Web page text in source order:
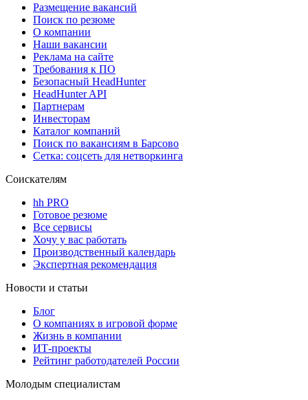
Размещение вакансий
Поиск по резюме
О компании
Наши вакансии
Реклама на сайте
Требования к ПО
Безопасный HeadHunter
HeadHunter API
Партнерам
Инвесторам
Каталог компаний
Поиск по вакансиям в Барсово
Сетка: соцсеть для нетворкинга
Соискателям
hh PRO
Готовое резюме
Все сервисы
Хочу у вас работать
Производственный календарь
Экспертная рекомендация
Новости и статьи
Блог
О компаниях в игровой форме
Жизнь в компании
ИТ-проекты
Рейтинг работодателей России
Молодым специалистам